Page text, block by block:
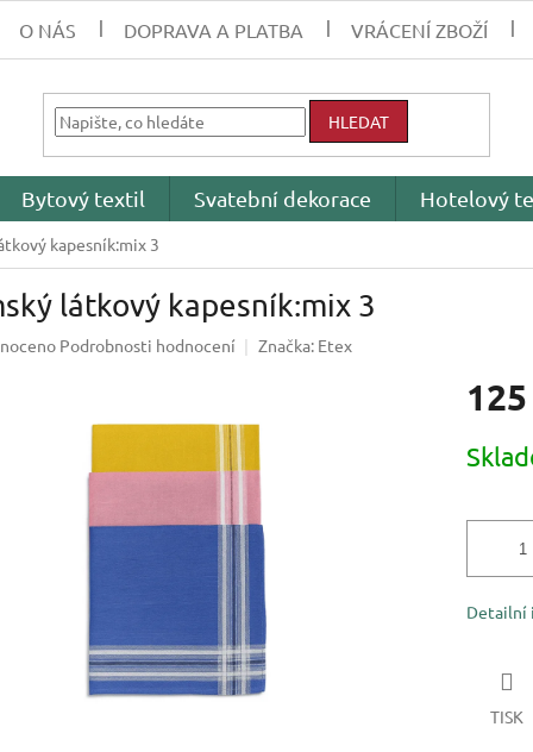
O NÁS DOPRAVA A PLATBA VRÁCENÍ ZBOŽÍ
HLEDAT
Bytový textil Svatební dekorace Hotelový
kapesník:mix 3
látkový kapesník:mix 3
Podrobnosti hodnocení Značka: Etex
cena:
Detailní
TISK